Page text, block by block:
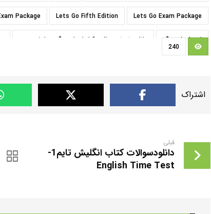
Lets Go Exam Package
Lets Go Fifth Edition
Package
امتحان لتس گو دانلود نمونه سوالات کتابهای لتس گو ویرایش پنجم
240
قبلی
دانلودسوالات کتاب انگلیش تایم1-
English Time Test